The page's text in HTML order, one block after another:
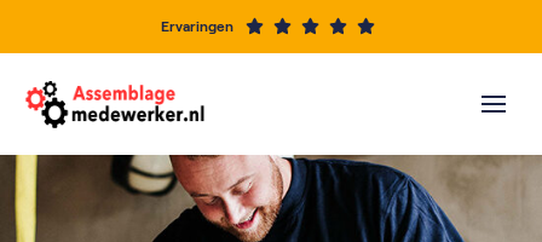
Ervaringen